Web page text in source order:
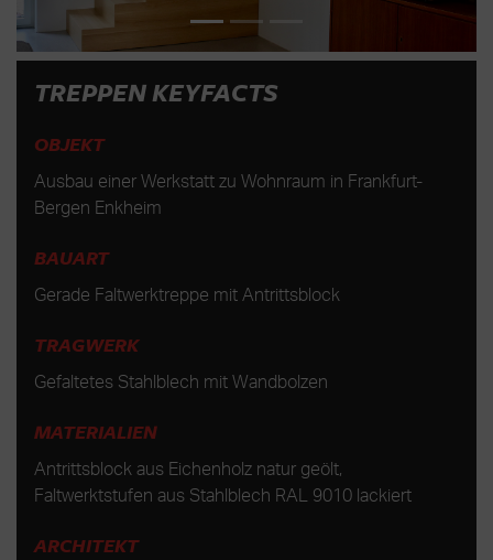
TREPPEN KEYFACTS
OBJEKT
Ausbau einer Werkstatt zu Wohnraum in Frankfurt-
Bergen Enkheim
BAUART
Gerade Faltwerktreppe mit Antrittsblock
TRAGWERK
Gefaltetes Stahlblech mit Wandbolzen
MATERIALIEN
Antrittsblock aus Eichenholz natur geölt,
Faltwerktstufen aus Stahlblech RAL 9010 lackiert
ARCHITEKT